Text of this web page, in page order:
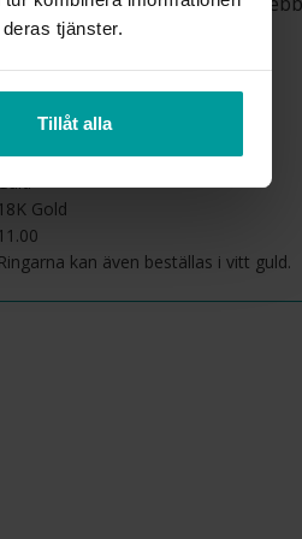
tjänster.
Tillåt alla
18K Gold
11.00
Ringarna kan även beställas i vitt guld.